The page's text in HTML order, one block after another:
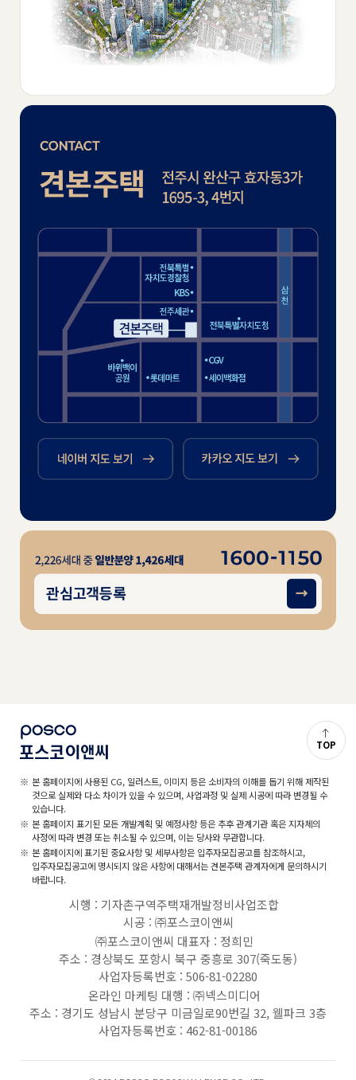
네이버 지도 보기 카카오 지도 보기
관심고객등록
TOP
본 홈페이지에 사용된 CG, 일러스트, 이미지 등은 소비자의 이해를 돕기 위해 제작된
것으로 실제와 다소 차이가 있을 수 있으며, 사업과정 및 실제 시공에 따라 변경될 수
있습니다.
본 홈페이지 표기된 모든 개발계획 및 예정사항 등은 추후 관계기관 혹은 지자체의
사정에 따라 변경 또는 취소될 수 있으며, 이는 당사와 무관합니다.
본 홈페이지에 표기된 중요사항 및 세부사항은 입주자모집공고를 참조하시고,
입주자모집공고에 명시되지 않은 사항에 대해서는 견본주택 관계자에게 문의하시기
바랍니다.
시행 : 기자촌구역주택재개발정비사업조합
시공 : ㈜포스코이앤씨
㈜포스코이앤씨 대표자 : 정희민
주소 : 경상북도 포항시 북구 중흥로 307(죽도동)
사업자등록번호 : 506-81-02280
온라인 마케팅 대행 : ㈜넥스미디어
주소 : 경기도 성남시 분당구 미금일로90번길 32, 웰파크 3층
사업자등록번호 : 462-81-00186